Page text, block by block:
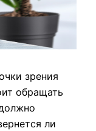
зрения
обращать
ли